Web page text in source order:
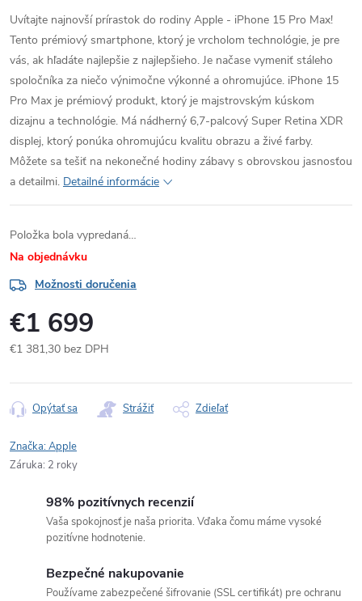
Uvítajte najnovší prírastok do rodiny Apple - iPhone 15 Pro Max!
Tento prémiový smartphone, ktorý je vrcholom technológie, je pre
vás, ak hľadáte najlepšie z najlepšieho. Je načase vymeniť stáleho
spoločníka za niečo výnimočne výkonné a ohromujúce. iPhone 15
Pro Max je prémiový produkt, ktorý je majstrovským kúskom
dizajnu a technológie. Má nádherný 6,7-palcový Super Retina XDR
displej, ktorý ponúka ohromujúcu kvalitu obrazu a živé farby.
Môžete sa tešiť na nekonečné hodiny zábavy s obrovskou jasnosťou
a detailmi. Detailné informácie
Položka bola vypredaná…
Na objednávku
Možnosti doručenia
€1 699
€1 381,30 bez DPH
cena:
Opýtať sa Strážiť Zdieľať
Značka:Apple
Záruka: 2 roky
98% pozitívnych recenzií
Vaša spokojnosť je naša priorita. Vďaka čomu máme vysoké
pozitívne hodnotenie.
Bezpečné nakupovanie
Používame zabezpečené šifrovanie (SSL certifikát) pre ochranu